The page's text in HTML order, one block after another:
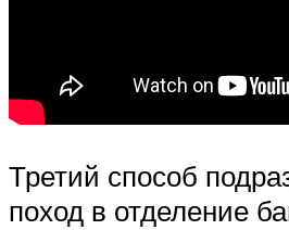
Третий способ
поход в отделение